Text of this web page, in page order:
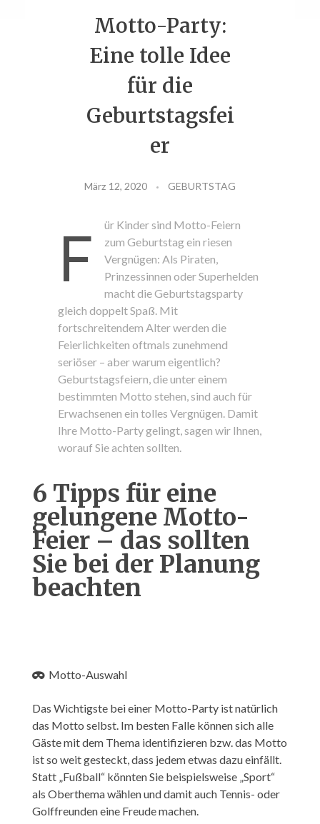
FIRMENEVENTMotto-Party:
Eine tolle Idee
für die
Geburtstagsfei
er
März 12, 2020 GEBURTSTAG
F
ür Kinder sind Motto-Feiern
zum Geburtstagein riesen
Vergnügen: Als Piraten,
Prinzessinnen oder Superhelden
macht die Geburtstagsparty
gleich doppelt Spaß. Mit
fortschreitendem Alter werden die
Feierlichkeiten oftmals zunehmend
seriöser – aber warum eigentlich?
Geburtstagsfeiern, die unter einem
bestimmten Motto stehen, sind auch für
Erwachsenen ein tolles Vergnügen. Damit
Ihre Motto-Party gelingt, sagen wir Ihnen,
worauf Sie achten sollten.
6 Tipps für eine
gelungene Motto-
Feier – das sollten
Sie bei der Planung
beachten
Motto-Auswahl
Das Wichtigste bei einer Motto-Party ist natürlich
das Motto selbst. Im besten Falle können sich alle
Gäste mit dem Thema identifizieren bzw. das Motto
ist so weit gesteckt, dass jedem etwas dazu einfällt.
Statt „Fußball“ könnten Sie beispielsweise „Sport“
als Oberthema wählen und damit auch Tennis- oder
Golffreunden eine Freude machen.